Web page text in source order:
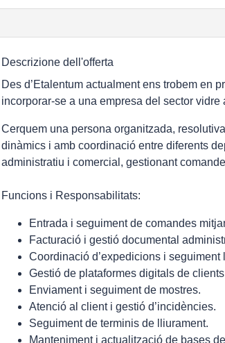
Descrizione dell'offerta
Des d’Etalentum actualment ens trobem en
incorporar-se a una empresa del sector vidre
Cerquem una persona organitzada,
dinàmics i amb coordinació entre diferents
administratiu i comercial, gestionant
Funcions i Responsabilitats:
Entrada i seguiment de comandes
Facturació i gestió documental
Coordinació d’expedicions i seguiment
Gestió de plataformes digitals de
Enviament i seguiment de mostres.
Atenció al client i gestió d’incidències.
Seguiment de terminis de lliurament.
Manteniment i actualització de bases